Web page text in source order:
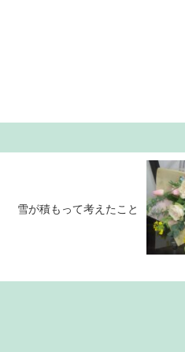
雪が積もって考えたこと